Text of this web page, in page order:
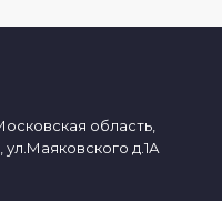
область,
ул.Маяковского д.1А